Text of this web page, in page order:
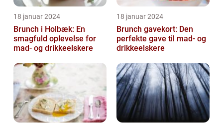
18 januar 2024
Brunch i Holbæk: En
smagfuld oplevelse for
mad- og drikkeelskere
18 januar 2024
Brunch gavekort: Den
perfekte gave til mad- og
drikkeelskere